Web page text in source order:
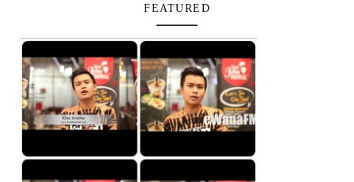
FEATURED